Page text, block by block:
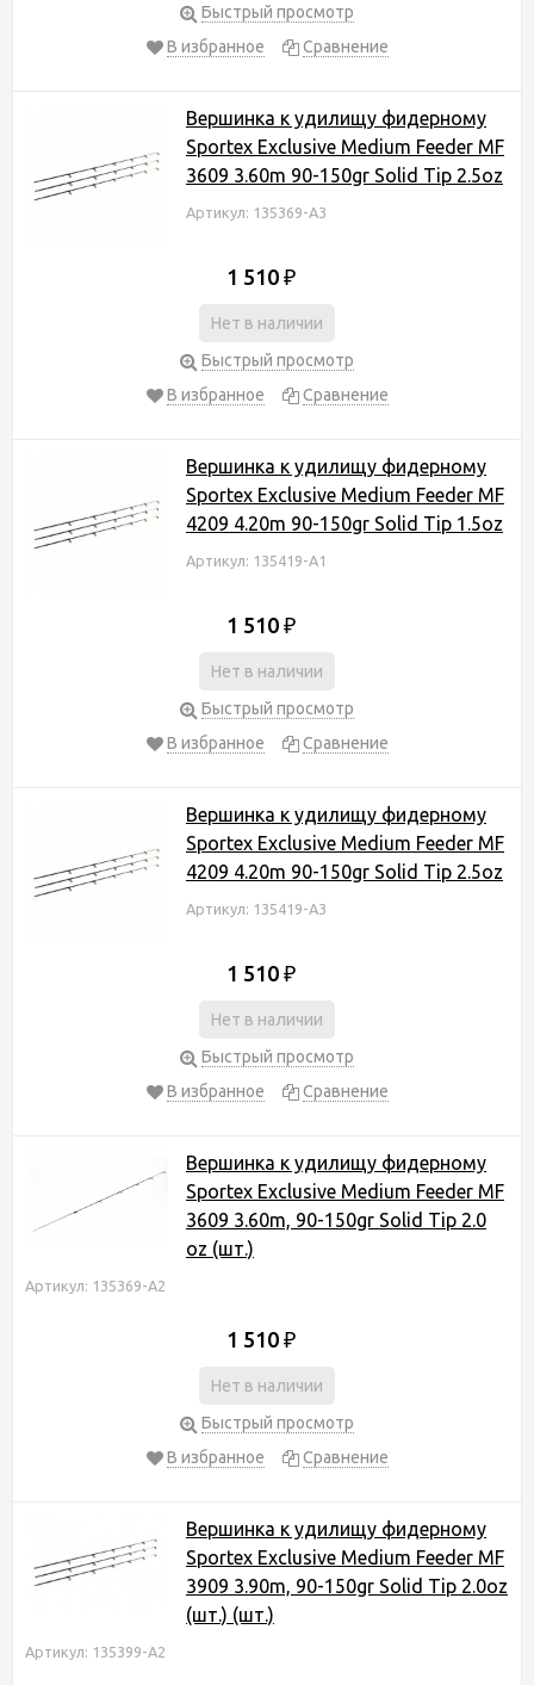
Быстрый просмотр
В избранное
Сравнение
Вершинка к удилищу фидерному
Sportex Exclusive Medium Feeder MF
3609 3.60m 90-150gr Solid Tip 2.5oz
Артикул: 135369-А3
1 510 ₽
Нет в наличии
Быстрый просмотр
В избранное
Сравнение
Вершинка к удилищу фидерному
Sportex Exclusive Medium Feeder MF
4209 4.20m 90-150gr Solid Tip 1.5oz
Артикул: 135419-А1
1 510 ₽
Нет в наличии
Быстрый просмотр
В избранное
Сравнение
Вершинка к удилищу фидерному
Sportex Exclusive Medium Feeder MF
4209 4.20m 90-150gr Solid Tip 2.5oz
Артикул: 135419-А3
1 510 ₽
Нет в наличии
Быстрый просмотр
В избранное
Сравнение
Вершинка к удилищу фидерному
Sportex Exclusive Medium Feeder MF
3609 3.60m, 90-150gr Solid Tip 2.0
oz (шт.)
Артикул: 135369-А2
1 510 ₽
Нет в наличии
Быстрый просмотр
В избранное
Сравнение
Вершинка к удилищу фидерному
Sportex Exclusive Medium Feeder MF
3909 3.90m, 90-150gr Solid Tip 2.0oz
(шт.) (шт.)
Артикул: 135399-А2